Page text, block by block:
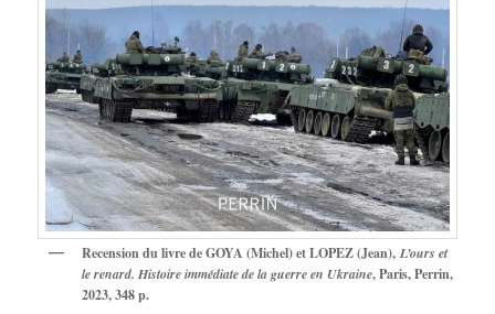
Recension du livre de GOYA (Michel) et LOPEZ (Jean),L’ours et
le renard. Histoire immédiate de la guerre en Ukraine, Paris, Perrin,
2023, 348 p.